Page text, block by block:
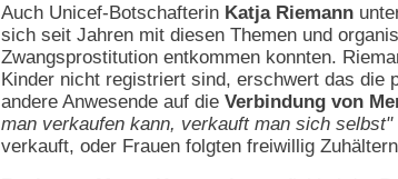
Auch Unicef-Botschafterin Katja Riemann
sich seit Jahren mit diesen Themen und
Zwangsprostitution entkommen konnten.
Kinder nicht registriert sind, erschwert das die
andere Anwesende auf die Verbindung von
man verkaufen kann, verkauft man sich selbst"
verkauft, oder Frauen folgten freiwillig